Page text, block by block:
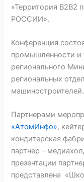
«Территория
РОССИИ».
Конференция
промышленности и
регионального
региональных
машиностроителей.
Партнерами
«АтомИнфо»,
кондитерская
партнер –
презентации
представлена